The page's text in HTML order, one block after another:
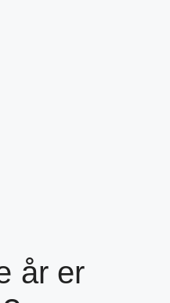
år er